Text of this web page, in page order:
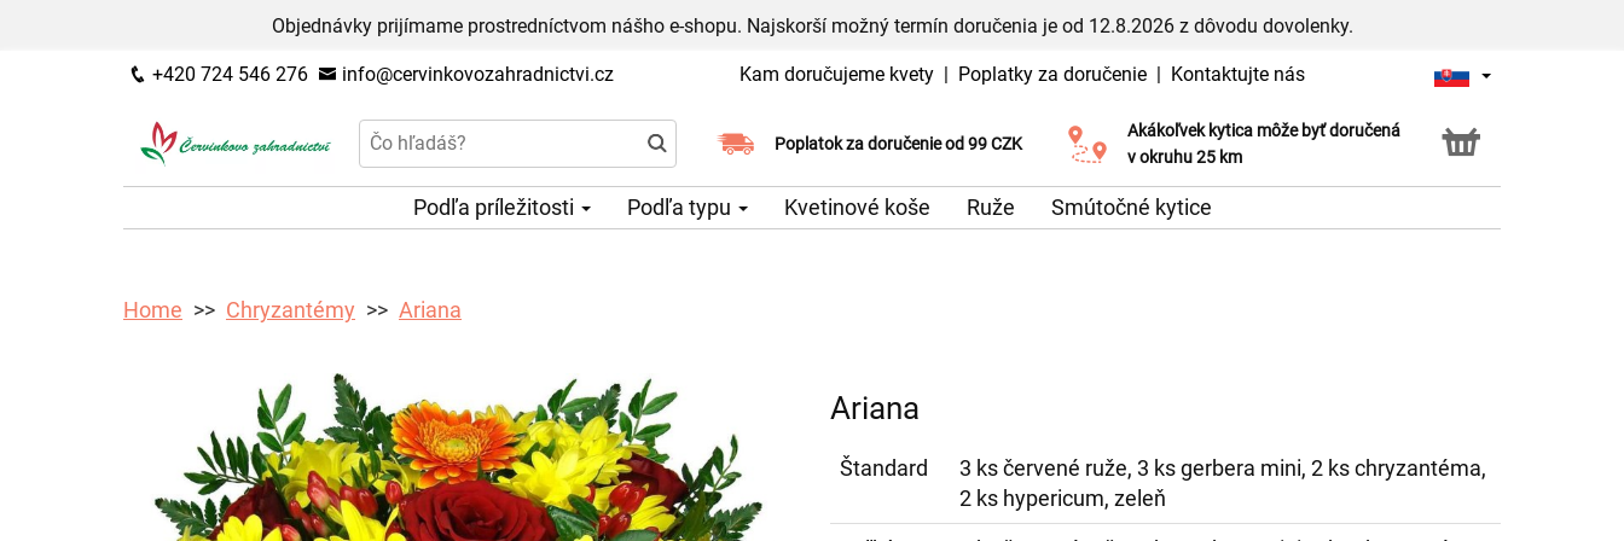
Objednávky prijímame prostredníctvom nášho e-shopu. Najskorší možný termín doručenia je od 12.8.2026 z dôvodu dovolenky.
+420 724 546 276 info@cervinkovozahradnictvi.cz Kam doručujeme kvety | Poplatky za doručenie | Kontaktujte nás
Poplatok za doručenie od 99 CZK
Vyberte si dátum doručenia
Akákoľvek kytica môže byť doručená
v okruhu 25 km
Služba Click & Collect
Podľa príležitosti Podľa typu Kvetinové koše Ruže Smútočné kytice
Home Chryzantémy Ariana
Ariana
Štandard
3 ks červené ruže, 3 ks gerbera mini, 2 ks chryzantéma,
2 ks hypericum, zeleň